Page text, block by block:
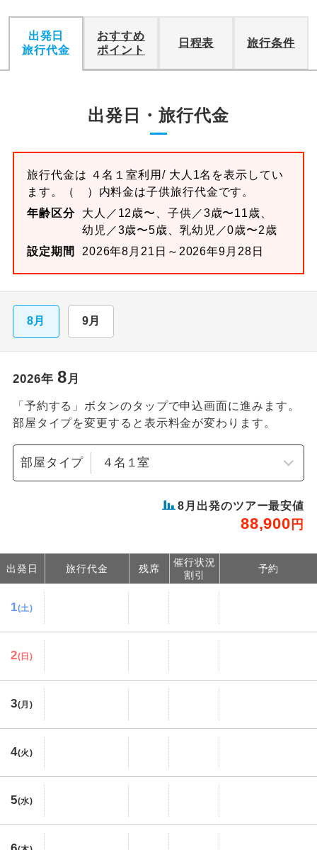
出発日
旅行代金
おすすめ
ポイント
日程表 旅行条件
出発日・旅行代金
旅行代金は ４名１室利用/ 大人1名を表示してい
ます。
（ ）内料金は子供旅行代金です。
年齢区分
大人／12歳〜、子供／3歳〜11歳、
幼児／3歳〜5歳、乳幼児／0歳〜2歳
設定期間
2026年8月21日～2026年9月28日
8月 9月
2026年 8月
「予約する」ボタンのタップで申込画面に進みます。
部屋タイプを変更すると表示料金が変わります。
部屋タイプ
8 月出発のツアー最安値
88,900 円
出発日 旅行代金 残席
催行状況
割引
予約
1(土)
2(日)
3(月)
4(火)
5(水)